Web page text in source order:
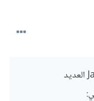
دورة تطوير التطبيقات باستخدام JavaScript العديد